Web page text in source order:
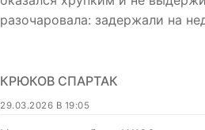
разочаровала: задержали на
КРЮКОВ СПАРТАК
29.03.2026 В 19:05